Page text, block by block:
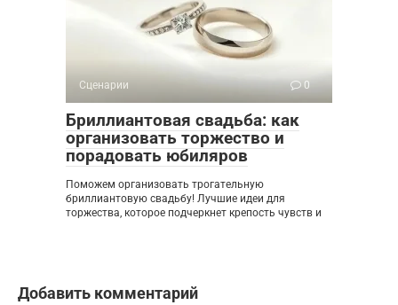
Сценарии 0
Бриллиантовая свадьба: как
организовать торжество и
порадовать юбиляров
Поможем организовать трогательную
бриллиантовую свадьбу! Лучшие идеи для
торжества, которое подчеркнет крепость чувств и
Добавить комментарий